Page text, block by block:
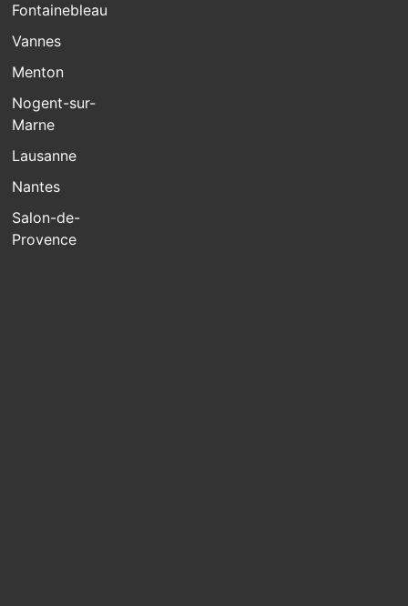
Fontainebleau
Vannes
Menton
Nogent-sur-
Marne
Lausanne
Nantes
Salon-de-
Provence